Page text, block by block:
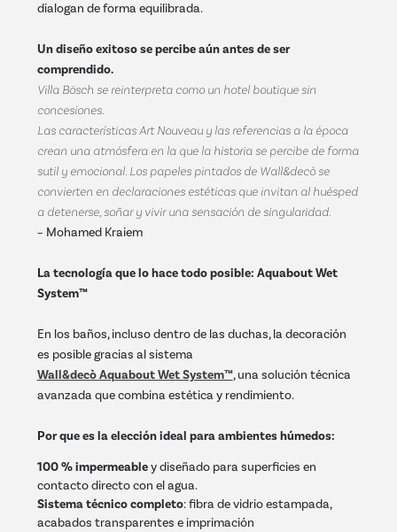
dialogan de forma equilibrada.
Un diseño exitoso se percibe aún antes de ser
comprendido.
Villa Bösch se reinterpreta como un hotel boutique sin
concesiones.
Las características Art Nouveau y las referencias a la época
crean una atmósfera en la que la historia se percibe de forma
sutil y emocional. Los papeles pintados de Wall&decò se
convierten en declaraciones estéticas que invitan al huésped
a detenerse, soñar y vivir una sensación de singularidad.
– Mohamed Kraiem
La tecnología que lo hace todo posible: Aquabout Wet
System™
En los baños, incluso dentro de las duchas, la decoración
es posible gracias al sistema
Wall&decò Aquabout Wet System™, una solución técnica
avanzada que combina estética y rendimiento.
Por que es la elección ideal para ambientes húmedos:
100 % impermeabley diseñado para superficies en
contacto directo con el agua.
Sistema técnico completo: fibra de vidrio estampada,
acabados transparentes e imprimación